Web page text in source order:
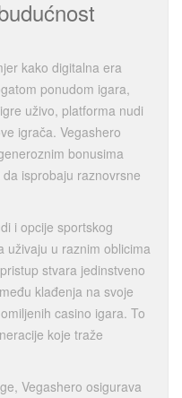
kako digitalna era
ponudom igara,
uživo, platforma nudi
igrača. Vegashero
bonusima
isprobaju raznovrsne
i opcije sportskog
uživaju u raznim oblicima
stvara jedinstveno
klađenja na svoje
casino igara. To
koje traže
Vegashero osigurava